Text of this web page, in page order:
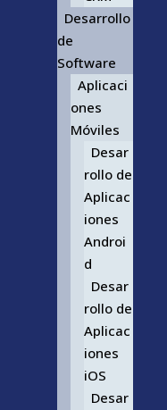
Desarrollo
de
Software
Aplicaci
ones
Móviles
Desar
rollo de
Aplicac
iones
Androi
d
Desar
rollo de
Aplicac
iones
iOS
Desar